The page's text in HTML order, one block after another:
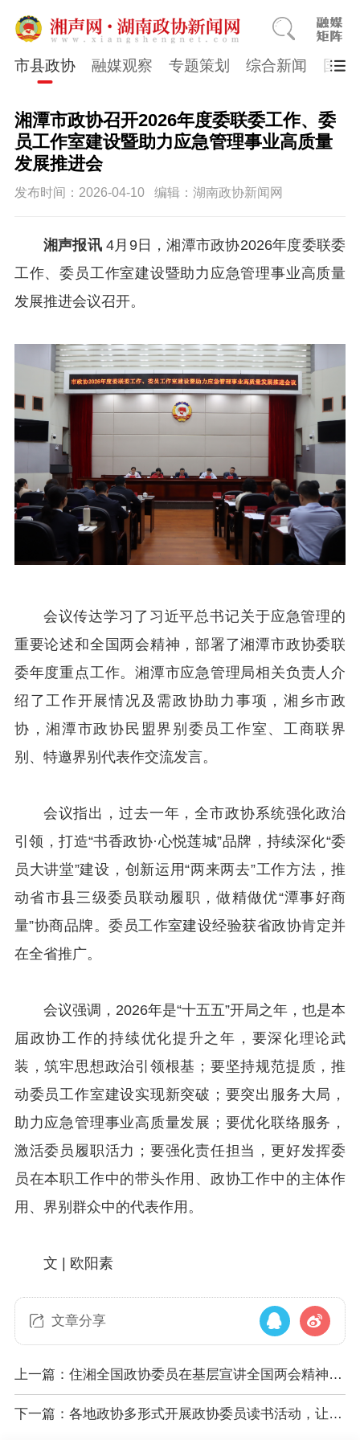
市县政协 融媒观察 专题策划 综合新闻 国医
湘潭市政协召开2026年度委联委工作、委
员工作室建设暨助力应急管理事业高质量
发展推进会
发布时间：2026-04-10 编辑：湖南政协新闻网
湘声报讯4月9日，湘潭市政协2026年度委联委
工作、委员工作室建设暨助力应急管理事业高质量
发展推进会议召开。
会议传达学习了习近平总书记关于应急管理的
重要论述和全国两会精神，部署了湘潭市政协委联
委年度重点工作。湘潭市应急管理局相关负责人介
绍了工作开展情况及需政协助力事项，湘乡市政
协，湘潭市政协民盟界别委员工作室、工商联界
别、特邀界别代表作交流发言。
会议指出，过去一年，全市政协系统强化政治
引领，打造“书香政协·心悦莲城”品牌，持续深化“委
员大讲堂”建设，创新运用“两来两去”工作方法，推
动省市县三级委员联动履职，做精做优“潭事好商
量”协商品牌。委员工作室建设经验获省政协肯定并
在全省推广。
会议强调，2026年是“十五五”开局之年，也是本
届政协工作的持续优化提升之年，要深化理论武
装，筑牢思想政治引领根基；要坚持规范提质，推
动委员工作室建设实现新突破；要突出服务大局，
助力应急管理事业高质量发展；要优化联络服务，
激活委员履职活力；要强化责任担当，更好发挥委
员在本职工作中的带头作用、政协工作中的主体作
用、界别群众中的代表作用。
文 | 欧阳素
文章分享
上一篇：住湘全国政协委员在基层宣讲全国两会精神，
一线宣讲 声入人心
下一篇：各地政协多形式开展政协委员读书活动，让书